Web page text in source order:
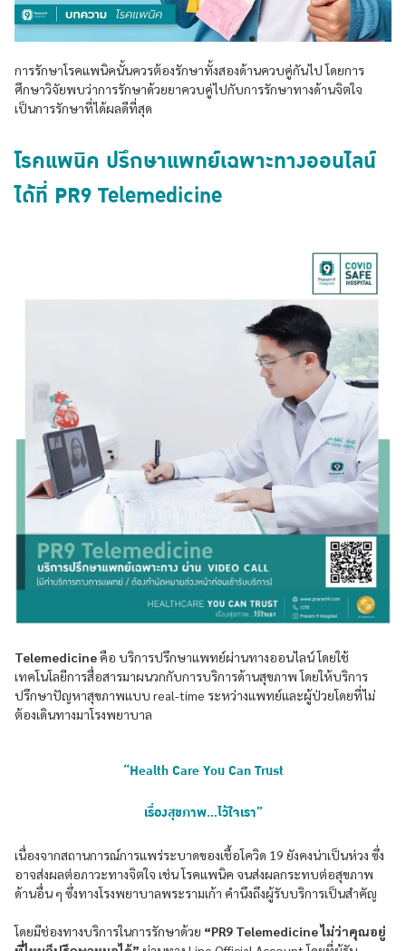
การรักษาโรคแพนิคนั้นควรต้องรักษาทั้งสองด้านควบคู่กันไป โดยการ
ศึกษาวิจัยพบว่าการรักษาด้วยยาควบคู่ไปกับการรักษาทางด้านจิตใจ
เป็นการรักษาที่ได้ผลดีที่สุด
โรคแพนิค ปรึกษาแพทย์เฉพาะทางออนไลน์
ได้ที่ PR9 Telemedicine
Telemedicineคือ บริการปรึกษาแพทย์ผ่านทางออนไลน์ โดยใช้
เทคโนโลยีการสื่อสารมาผนวกกับการบริการด้านสุขภาพ โดยให้บริการ
ปรึกษาปัญหาสุขภาพแบบ real-time ระหว่างแพทย์และผู้ป่วยโดยที่ไม่
ต้องเดินทางมาโรงพยาบาล
“Health Care You Can Trust
เรื่องสุขภาพ…ไว้ใจเรา”
เนื่องจากสถานการณ์การแพร่ระบาดของเชื้อโควิด 19 ยังคงน่าเป็นห่วง ซึ่ง
อาจส่งผลต่อภาวะทางจิตใจ เช่น โรคแพนิค จนส่งผลกระทบต่อสุขภาพ
ด้านอื่น ๆ ซึ่งทางโรงพยาบาลพระรามเก้า คำนึงถึงผู้รับบริการเป็นสำคัญ
โดยมีช่องทางบริการในการรักษาด้วย “PR9 Telemedicine ไม่ว่าคุณอยู่